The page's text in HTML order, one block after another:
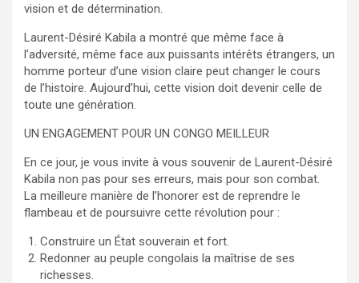
vision et de détermination.
Laurent-Désiré Kabila a montré que même face à
l’adversité, même face aux puissants intérêts étrangers, un
homme porteur d’une vision claire peut changer le cours
de l’histoire. Aujourd’hui, cette vision doit devenir celle de
toute une génération.
UN ENGAGEMENT POUR UN CONGO MEILLEUR
En ce jour, je vous invite à vous souvenir de Laurent-Désiré
Kabila non pas pour ses erreurs, mais pour son combat.
La meilleure manière de l’honorer est de reprendre le
flambeau et de poursuivre cette révolution pour :
Construire un État souverain et fort.
Redonner au peuple congolais la maîtrise de ses
richesses.